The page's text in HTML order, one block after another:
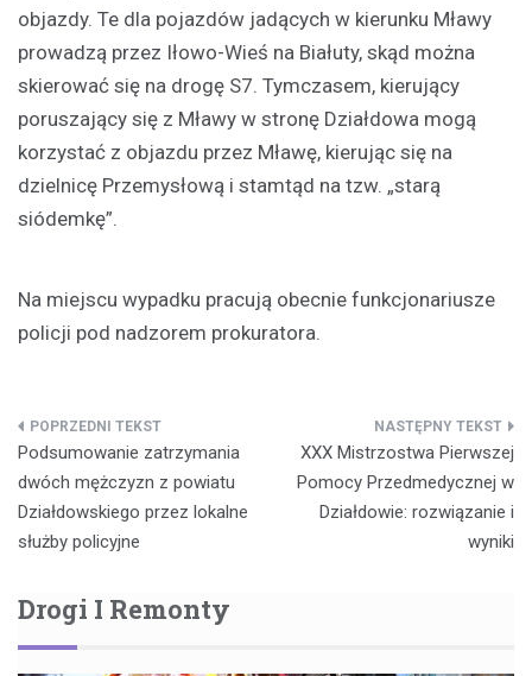
objazdy. Te dla pojazdów jadących w kierunku Mławy
prowadzą przez Iłowo-Wieś na Białuty, skąd można
skierować się na drogę S7. Tymczasem, kierujący
poruszający się z Mławy w stronę Działdowa mogą
korzystać z objazdu przez Mławę, kierując się na
dzielnicę Przemysłową i stamtąd na tzw. „starą
siódemkę”.
Na miejscu wypadku pracują obecnie funkcjonariusze
policji pod nadzorem prokuratora.
Nawigacja
wpisu
Podsumowanie zatrzymania
dwóch mężczyzn z powiatu
Działdowskiego przez lokalne
służby policyjne
XXX Mistrzostwa Pierwszej
Pomocy Przedmedycznej w
Działdowie: rozwiązanie i
wyniki
Drogi I Remonty